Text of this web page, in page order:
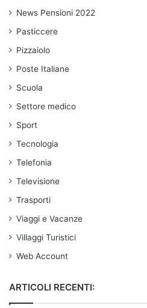
News Pensioni 2022
Pasticcere
Pizzaiolo
Poste Italiane
Scuola
Settore medico
Sport
Tecnologia
Telefonia
Televisione
Trasporti
Viaggi e Vacanze
Villaggi Turistici
Web Account
ARTICOLI RECENTI: